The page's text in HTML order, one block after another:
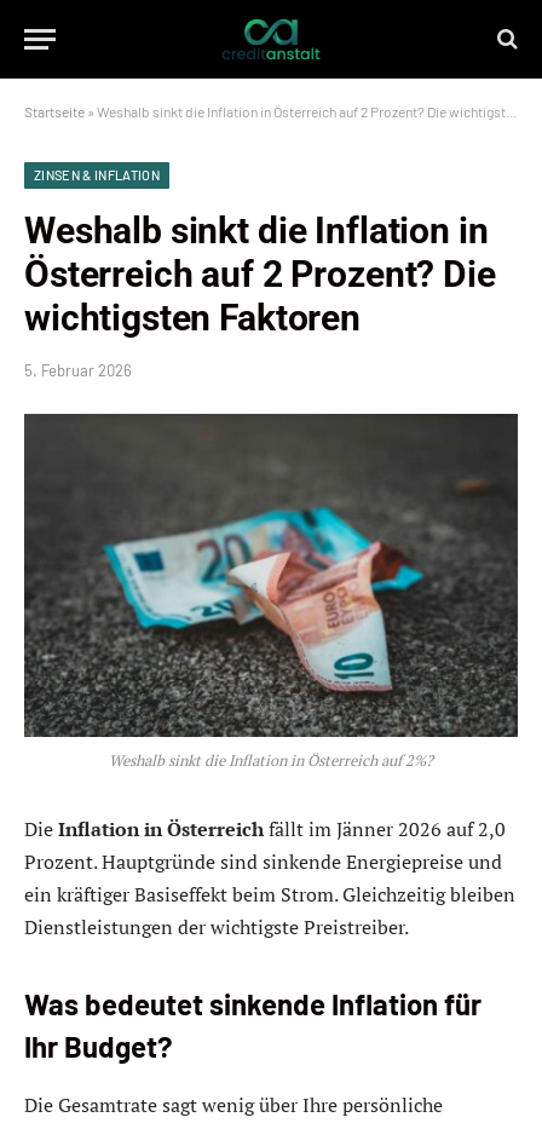
Startseite » Weshalb sinkt die Inflation in Österreich auf 2 Prozent? Die wichtigsten Faktoren
ZINSEN & INFLATION
Weshalb sinkt die Inflation in
Österreich auf 2 Prozent? Die
wichtigsten Faktoren
5. Februar 2026
Weshalb sinkt die Inflation in Österreich auf 2%?
DieInflation in Österreichfällt im Jänner 2026 auf 2,0
Prozent. Hauptgründe sind sinkende Energiepreise und
ein kräftiger Basiseffekt beim Strom. Gleichzeitig bleiben
Dienstleistungen der wichtigste Preistreiber.
Was bedeutet sinkende Inflation für
Ihr Budget?
Die Gesamtrate sagt wenig über Ihre persönliche